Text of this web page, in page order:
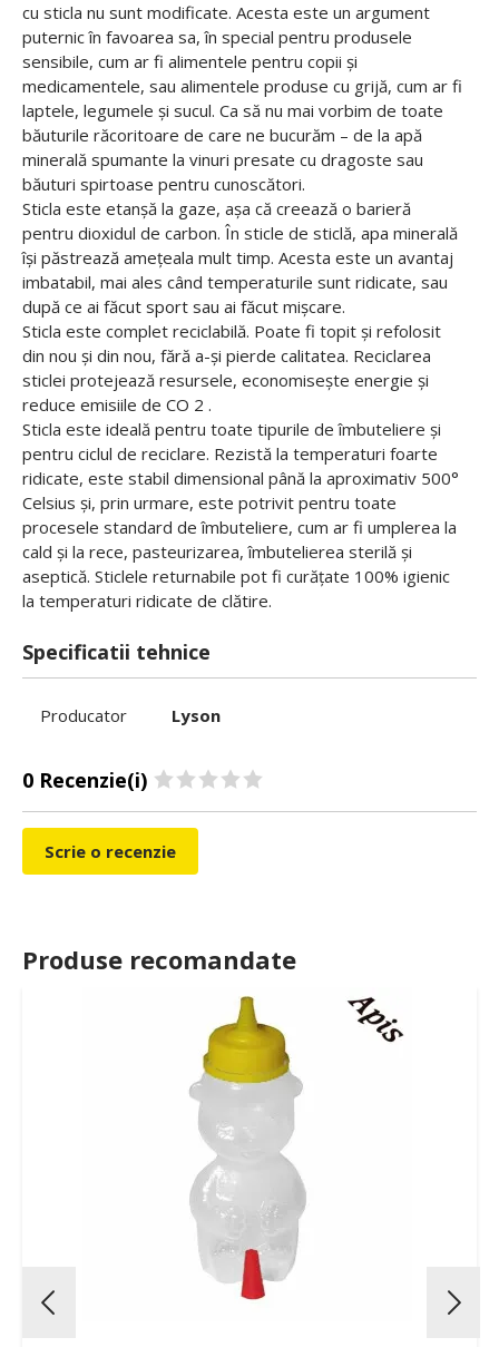
cu sticla nu sunt modificate. Acesta este un argument
puternic în favoarea sa, în special pentru produsele
sensibile, cum ar fi alimentele pentru copii și
medicamentele, sau alimentele produse cu grijă, cum ar fi
laptele, legumele și sucul. Ca să nu mai vorbim de toate
băuturile răcoritoare de care ne bucurăm – de la apă
minerală spumante la vinuri presate cu dragoste sau
băuturi spirtoase pentru cunoscători.
Sticla este etanșă la gaze, așa că creează o barieră
pentru dioxidul de carbon. În sticle de sticlă, apa minerală
își păstrează amețeala mult timp. Acesta este un avantaj
imbatabil, mai ales când temperaturile sunt ridicate, sau
după ce ai făcut sport sau ai făcut mișcare.
Sticla este complet reciclabilă. Poate fi topit și refolosit
din nou și din nou, fără a-și pierde calitatea. Reciclarea
sticlei protejează resursele, economisește energie și
reduce emisiile de CO 2 .
Sticla este ideală pentru toate tipurile de îmbuteliere și
pentru ciclul de reciclare. Rezistă la temperaturi foarte
ridicate, este stabil dimensional până la aproximativ 500°
Celsius și, prin urmare, este potrivit pentru toate
procesele standard de îmbuteliere, cum ar fi umplerea la
cald și la rece, pasteurizarea, îmbutelierea sterilă și
aseptică. Sticlele returnabile pot fi curățate 100% igienic
la temperaturi ridicate de clătire.
Specificatii tehnice
Producator Lyson
0 Recenzie(i)
Scrie o recenzie
Produse recomandate